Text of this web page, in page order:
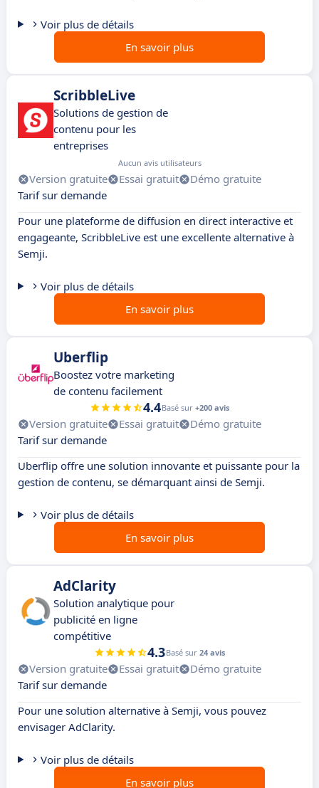
Voir plus de détails
En savoir plus
ScribbleLive
Solutions de gestion de
contenu pour les
entreprises
Aucun avis utilisateurs
Version gratuite Essai gratuit
Démo gratuite
Tarif sur demande
Pour une plateforme de diffusion en direct interactive et
engageante, ScribbleLive est une excellente alternative à
Semji.
Voir plus de détails
En savoir plus
Uberflip
Boostez votre marketing
de contenu facilement
4.4Basé sur +200 avis
Version gratuite Essai gratuit
Démo gratuite
Tarif sur demande
Uberflip offre une solution innovante et puissante pour la
gestion de contenu, se démarquant ainsi de Semji.
Voir plus de détails
En savoir plus
AdClarity
Solution analytique pour
publicité en ligne
compétitive
4.3Basé sur 24 avis
Version gratuite Essai gratuit
Démo gratuite
Tarif sur demande
Pour une solution alternative à Semji, vous pouvez
envisager AdClarity.
Voir plus de détails
En savoir plus